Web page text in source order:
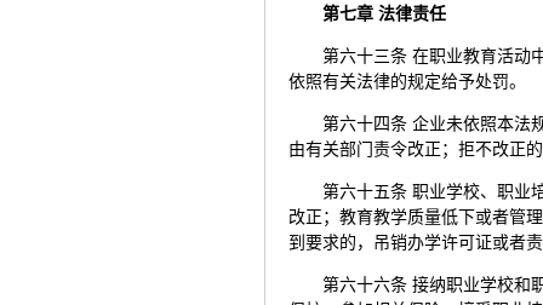
第七章 法律责任
第六十三条 在职业教育活动
依照有关法律的规定给予处罚。
第六十四条 企业未依照本法
由有关部门责令改正；拒不改正
第六十五条 职业学校、职业
改正；教育教学质量低下或者管
到要求的，吊销办学许可证或者
第六十六条 接纳职业学校和